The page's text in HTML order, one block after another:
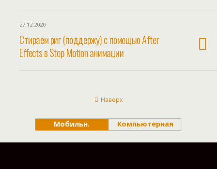
27.12.2020
Стираем риг (поддержу) с помощью After
Effects в Stop Motion анимации
Наверх
Мобильн. Компьютерная